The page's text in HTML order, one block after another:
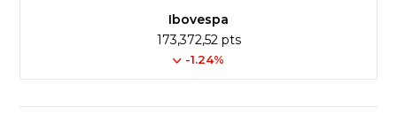
Ibovespa
173,372,52 pts
-1.24%